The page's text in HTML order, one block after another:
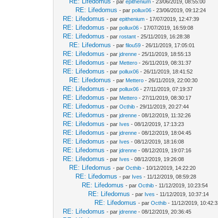
- parepithenium - 23/06/2019, 08:55:00
RE: Lifedomus - parpollux06 - 23/06/2019, 09:12:24
RE: Lifedomus - parepithenium - 17/07/2019, 12:47:39
RE: Lifedomus - parpollux06 - 17/07/2019, 16:59:08
RE: Lifedomus - parrostant - 25/11/2019, 16:28:38
RE: Lifedomus - parfilou59 - 26/11/2019, 17:05:01
RE: Lifedomus - parjdrenne - 25/11/2019, 18:55:13
RE: Lifedomus - par Mettero - 26/11/2019, 08:31:37
RE: Lifedomus - parpollux06 - 26/11/2019, 18:41:52
RE: Lifedomus - par Mettero - 26/11/2019, 22:00:30
RE: Lifedomus - parpollux06 - 27/11/2019, 07:19:37
RE: Lifedomus - par Mettero - 27/11/2019, 08:30:17
RE: Lifedomus - parOcthib - 29/11/2019, 20:27:44
RE: Lifedomus - parjdrenne - 08/12/2019, 11:32:26
RE: Lifedomus - par Ives - 08/12/2019, 17:13:23
RE: Lifedomus - parjdrenne - 08/12/2019, 18:04:45
RE: Lifedomus - par Ives - 08/12/2019, 18:16:08
RE: Lifedomus - parjdrenne - 08/12/2019, 19:07:16
RE: Lifedomus - par Ives - 08/12/2019, 19:26:08
RE: Lifedomus - parOcthib - 10/12/2019, 14:22:20
RE: Lifedomus - par Ives - 11/12/2019, 08:59:28
RE: Lifedomus - parOcthib - 11/12/2019, 10:23:54
RE: Lifedomus - par Ives - 11/12/2019, 10:37:14
RE: Lifedomus - parOcthib - 11/12/2019,
RE: Lifedomus - parjdrenne - 08/12/2019, 20:36:45